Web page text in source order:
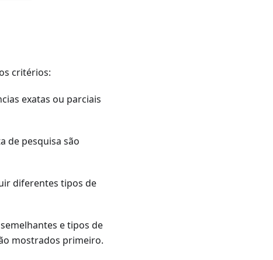
critérios:
exatas ou parciais
de pesquisa são
diferentes tipos de
e tipos de
mostrados primeiro.